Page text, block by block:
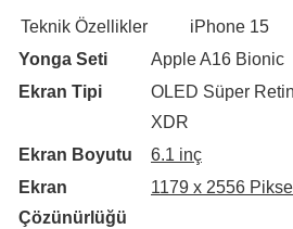
Teknik Özellikler iPhone 15
Yonga Seti
Apple A16 Bionic
Ekran Tipi
OLED Süper
XDR
Ekran Boyutu
6.1 inç
Ekran
Çözünürlüğü
1179 x 2556 Piksel